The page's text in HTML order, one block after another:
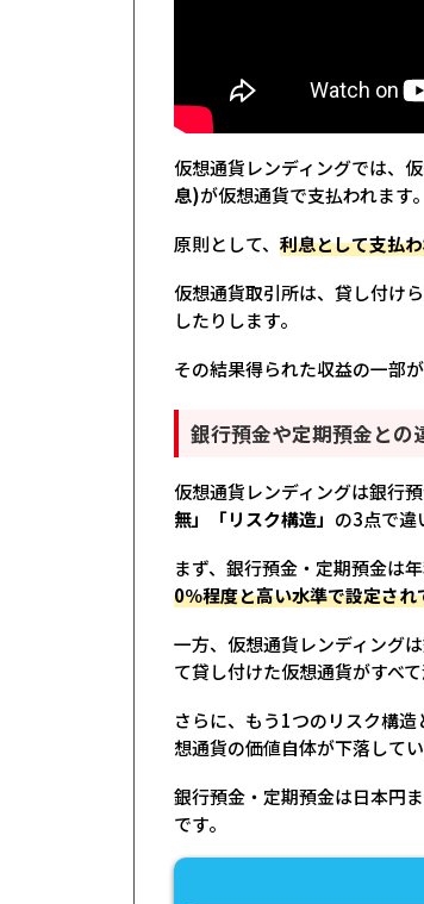
仮想通貨レンディングでは、
息)が仮想通貨で支払われます。
原則として、利息として支払
仮想通貨取引所は、貸し付け
したりします。
その結果得られた収益の一部
銀行預金や定期預金との
仮想通貨レンディングは銀行
無」「リスク構造」 の3点で違
まず、銀行預金・定期預金は
0％程度と高い水準で設定され
一方、仮想通貨レンディング
て貸し付けた仮想通貨がすべ
さらに、もう1つのリスク構
想通貨の価値自体が下落して
銀行預金・定期預金は日本円
です。